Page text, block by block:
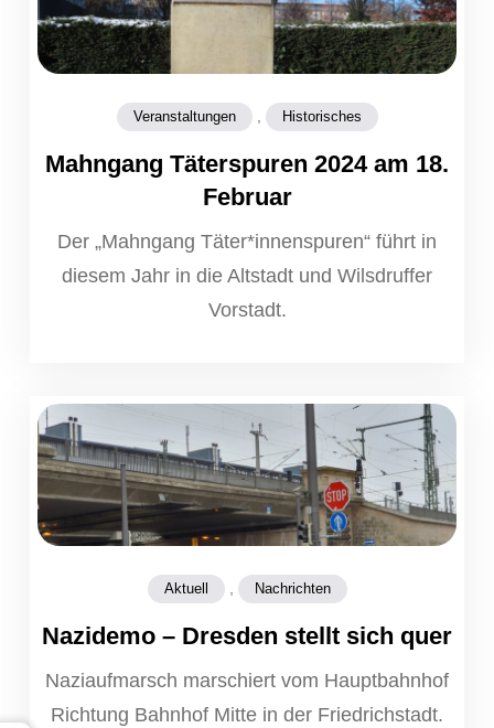
Veranstaltungen , Historisches
Mahngang Täterspuren 2024 am 18.
Februar
Der „Mahngang Täter*innenspuren“ führt in
diesem Jahr in die Altstadt und Wilsdruffer
Vorstadt.
Aktuell , Nachrichten
Nazidemo – Dresden stellt sich quer
Naziaufmarsch marschiert vom Hauptbahnhof
Richtung Bahnhof Mitte in der Friedrichstadt.